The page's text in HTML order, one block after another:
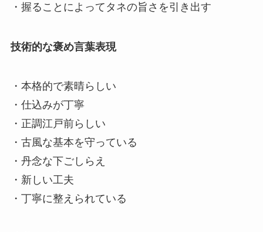
・握ることによってタネの旨さを引き出す
技術的な褒め言葉表現
・本格的で素晴らしい
・仕込みが丁寧
・正調江戸前らしい
・古風な基本を守っている
・丹念な下ごしらえ
・新しい工夫
・丁寧に整えられている